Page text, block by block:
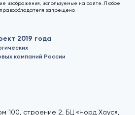
изображения, используемые на сайте. Любое
запрещено
2019 года
компаний России
100, строение 2, БЦ «Норд Хаус»,